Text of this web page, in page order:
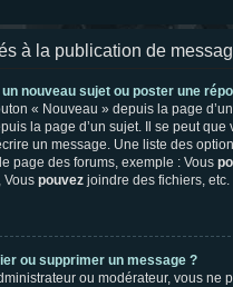
à la publication de
nouveau sujet ou poster une
« Nouveau » depuis la page
la page d’un sujet. Il se peut que
un message. Une liste des
page des forums, exemple : Vous
Vous pouvez joindre des fichiers, etc.
ou supprimer un message ?
ou modérateur, vous ne